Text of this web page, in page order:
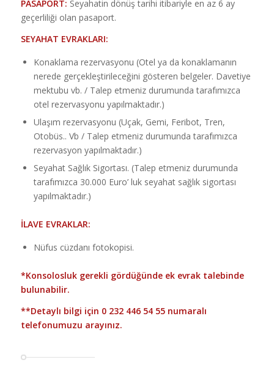
PASAPORT: Seyahatin dönüş tarihi itibariyle en az 6 ay
geçerliliği olan pasaport.
SEYAHAT EVRAKLARI:
Konaklama rezervasyonu (Otel ya da konaklamanın
nerede gerçekleştirileceğini gösteren belgeler. Davetiye
mektubu vb. / Talep etmeniz durumunda tarafımızca
otel rezervasyonu yapılmaktadır.)
Ulaşım rezervasyonu (Uçak, Gemi, Feribot, Tren,
Otobüs.. Vb / Talep etmeniz durumunda tarafımızca
rezervasyon yapılmaktadır.)
Seyahat Sağlık Sigortası. (Talep etmeniz durumunda
tarafımızca 30.000 Euro’ luk seyahat sağlık sigortası
yapılmaktadır.)
İLAVE EVRAKLAR:
Nüfus cüzdanı fotokopisi.
*Konsolosluk gerekli gördüğünde ek evrak talebinde
bulunabilir.
**Detaylı bilgi için 0 232 446 54 55numaralı
telefonumuzu arayınız.